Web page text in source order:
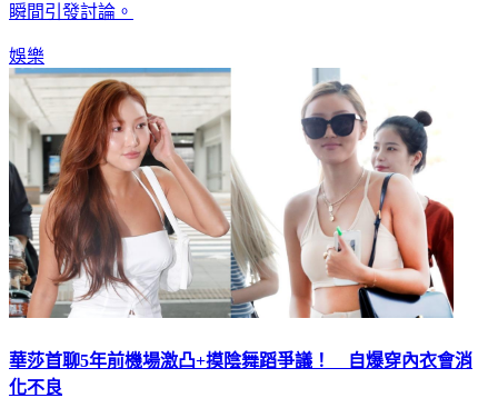
瞬間引發討論。
娛樂
華莎首聊5年前機場激凸+摸陰舞蹈爭議！ 自爆穿內衣會消
化不良